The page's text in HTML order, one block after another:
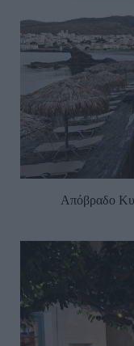
Απόβραδο